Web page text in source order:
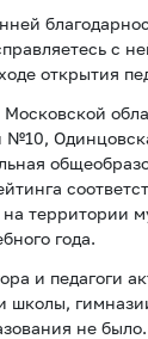
с
открытия
территории
года.
педагоги
не